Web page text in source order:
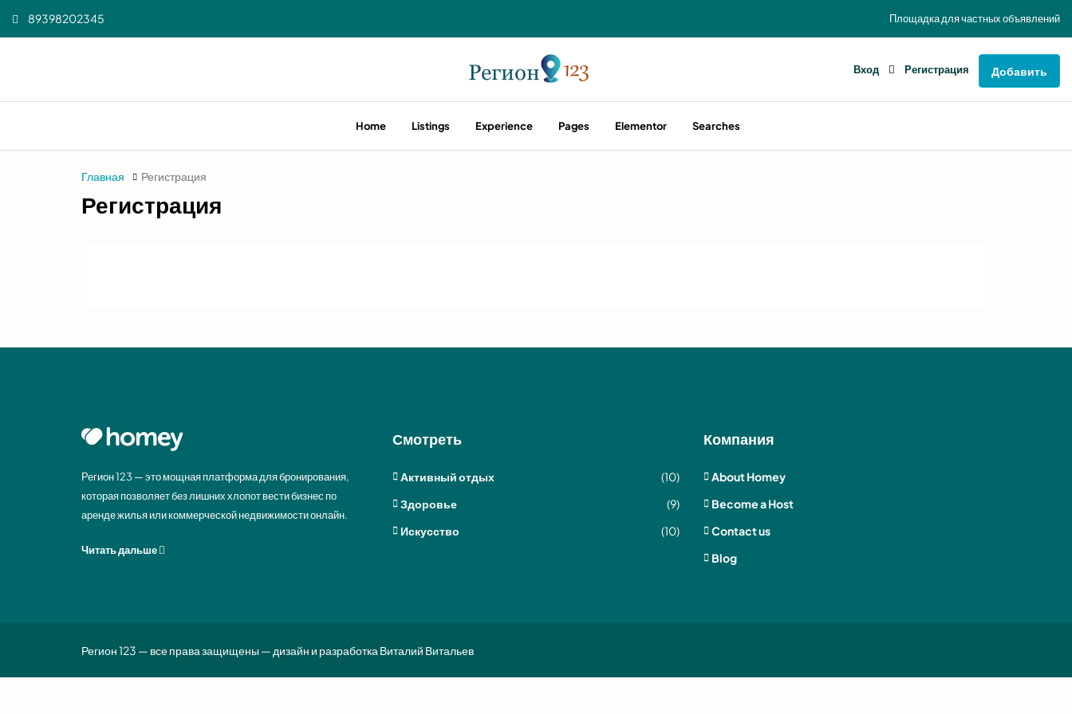
89398202345 Площадка для частных объявлений
Вход Регистрация Добавить
Home Listings Experience Pages Elementor Searches
Главная Регистрация
Регистрация
Регион 123 — это мощная платформа для бронирования,
которая позволяет без лишних хлопот вести бизнес по
аренде жилья или коммерческой недвижимости онлайн.
Читать дальше
Смотреть
Активный отдых
(10)
Здоровье
(9)
Искусство
(10)
Компания
About Homey
Become a Host
Contact us
Blog
Регион 123 — все права защищены — дизайн и разработка Виталий Витальев